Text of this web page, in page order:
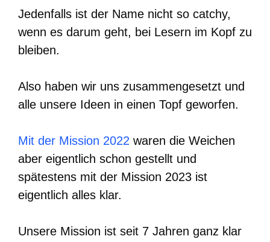
Jedenfalls ist der Name nicht so catchy,
wenn es darum geht, bei Lesern im Kopf zu
bleiben.
Also haben wir uns zusammengesetzt und
alle unsere Ideen in einen Topf geworfen.
Mit der Mission 2022 waren die Weichen
aber eigentlich schon gestellt und
spätestens mit der Mission 2023 ist
eigentlich alles klar.
Unsere Mission ist seit 7 Jahren ganz klar